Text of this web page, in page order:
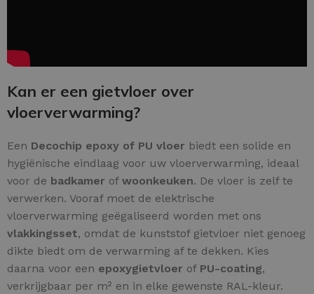
Kan er een gietvloer over
vloerverwarming?
Een Decochip epoxy of PU vloer biedt een solide en
hygiënische eindlaag voor uw vloerverwarming, ideaal
voor de badkamer of woonkeuken. De vloer is zelf te
verwerken. Vooraf moet de elektrische
vloerverwarming geëgaliseerd worden met ons
vlakkingsset, omdat de kunststof gietvloer niet genoeg
dikte biedt om de verwarming af te dekken. Kies
daarna voor een epoxygietvloer of PU-coating,
verkrijgbaar per m² en in elke gewenste RAL-kleur.